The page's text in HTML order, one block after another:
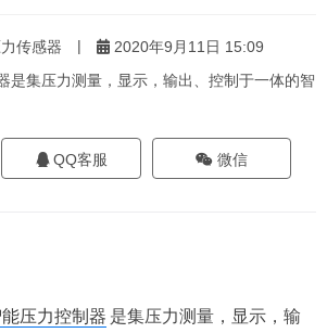
传感器 |
2020年9月11日 15:09
是集压力测量，显示，输出、控制于一体的智
QQ客服 微信
压力控制器 是集压力测量，显示，输